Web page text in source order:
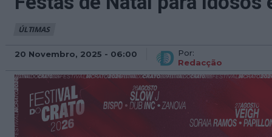
ÚLTIMAS
20 Novembro, 2025 - 06:00
Por:
Redacção